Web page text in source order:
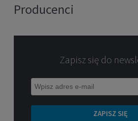
Producenci
Zapisz się do
ZAPISZ SIĘ